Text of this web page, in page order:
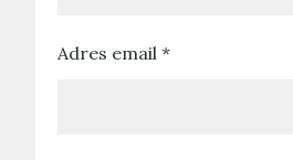
Adres email*